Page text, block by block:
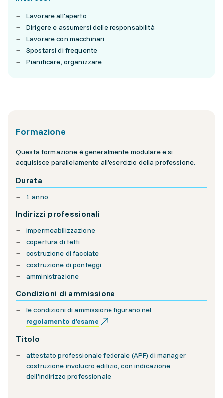
Lavorare all'aperto
Dirigere e assumersi delle responsabilità
Lavorare con macchinari
Spostarsi di frequente
Pianificare, organizzare
Formazione
Questa formazione è generalmente modulare e si
acquisisce parallelamente all’esercizio della professione.
Durata
1 anno
Indirizzi professionali
impermeabilizzazione
copertura di tetti
costruzione di facciate
costruzione di ponteggi
amministrazione
Condizioni di ammissione
le condizioni di ammissione figurano nel
regolamento d’esame
Titolo
attestato professionale federale (APF) di manager
costruzione involucro edilizio, con indicazione
dell’indirizzo professionale